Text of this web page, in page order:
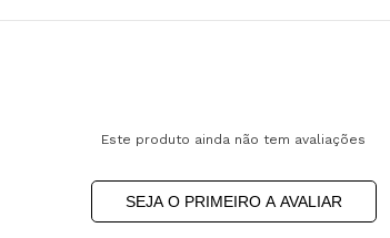
Este produto ainda não tem avaliações
SEJA O PRIMEIRO A AVALIAR